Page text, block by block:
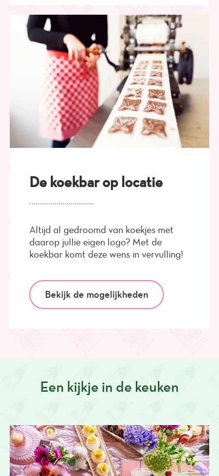
De koekbar op locatie
Altijd al gedroomd van koekjes met
daarop jullie eigen logo? Met de
koekbar komt deze wens in vervulling!
Bekijk de mogelijkheden
Een kijkje in de keuken